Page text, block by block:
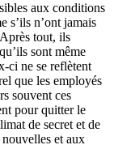
aux conditions
s’ils n’ont jamais
tout, ils
sont même
ci ne se reflètent
que les employés
souvent ces
pour quitter le
de secret et de
et aux